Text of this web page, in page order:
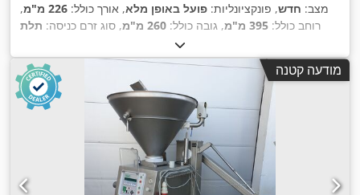
מצב: חדש, פונקציונליות: פועל באופן מלא, אורך כולל: 226 מ"מ
,
רוחב כולל: 395 מ"מ , גובה כולל: 260 מ"מ , סוג זרם כניסה: תלת
פאזי
מודעה קטנה